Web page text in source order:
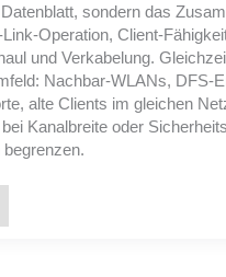
sondern das
Link-Operation, Client-
und Verkabelung.
Nachbar-WLANs, DFS-
alte Clients im gleichen
Kanalbreite oder